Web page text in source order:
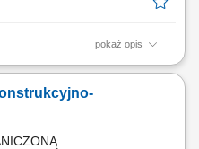
pokaż opis
montażowych konstrukcji
współpraca z
realizacji robót